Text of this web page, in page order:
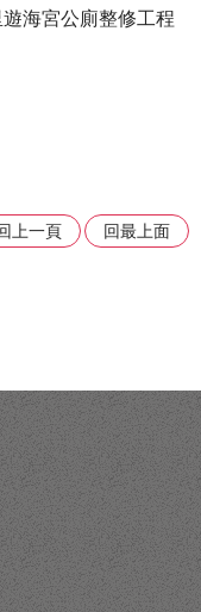
海宮公廁整修工程
上一頁 回最上面